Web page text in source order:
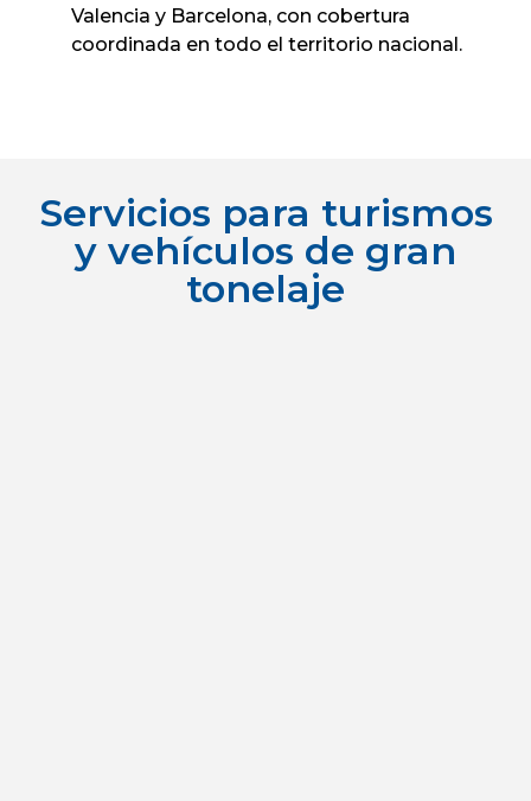
Valencia y Barcelona, con cobertura
coordinada en todo el territorio nacional.
Servicios para turismos
y vehículos de gran
tonelaje